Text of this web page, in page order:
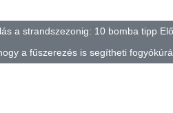
a strandszezonig: 10 bomba tipp
a fűszerezés is segítheti